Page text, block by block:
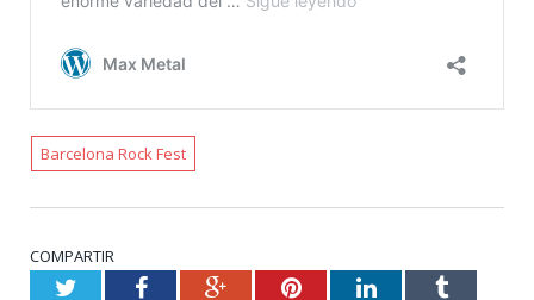
Barcelona Rock Fest
COMPARTIR
TwitterFacebookGoogle+PinterestLinkedInTumblr